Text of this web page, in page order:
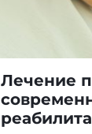
Лечение